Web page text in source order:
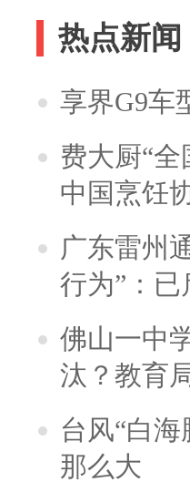
热点新闻
享界G9车
费大厨“
中国烹饪
广东雷州
行为”：
佛山一中
汰？教育
台风“白
那么大